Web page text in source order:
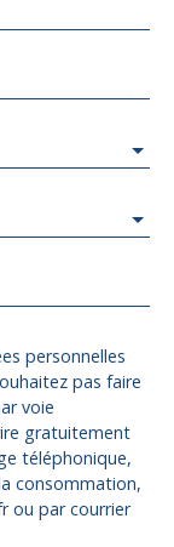
personnelles
pas faire
voie
gratuitement
téléphonique,
consommation,
ou par courrier